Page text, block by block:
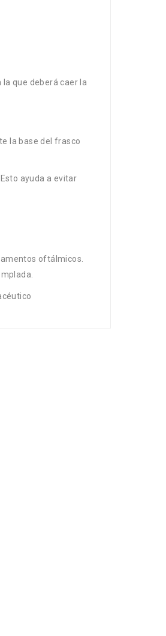
que deberá caer la
la base del frasco
ayuda a evitar
oftálmicos.